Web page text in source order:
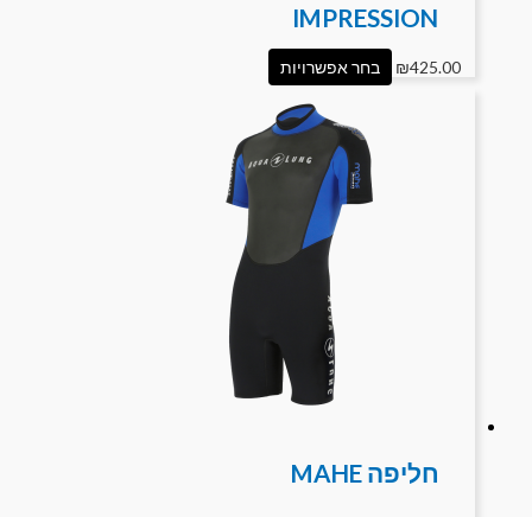
IMPRESSION
₪425.00 בחר אפשרויות
חליפה MAHE